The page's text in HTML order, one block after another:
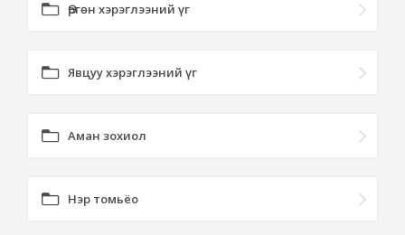
Өргөн хэрэглээний үг
Явцуу хэрэглээний үг
Аман зохиол
Нэр томьёо